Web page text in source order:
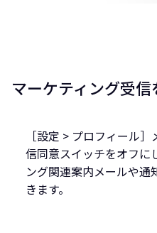
マーケティング受信
［設定 > プロフィール
信同意スイッチをオフに
ング関連案内メールや通
きます。